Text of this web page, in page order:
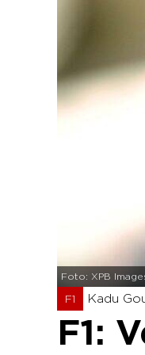
Foto: XPB
F1 Kadu
F1: